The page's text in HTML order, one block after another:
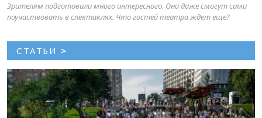
Зрителям подготовили много интересного. Они даже смогут сами
поучаствовать в спектаклях. Что гостей театра ждет еще?
СТАТЬИ >